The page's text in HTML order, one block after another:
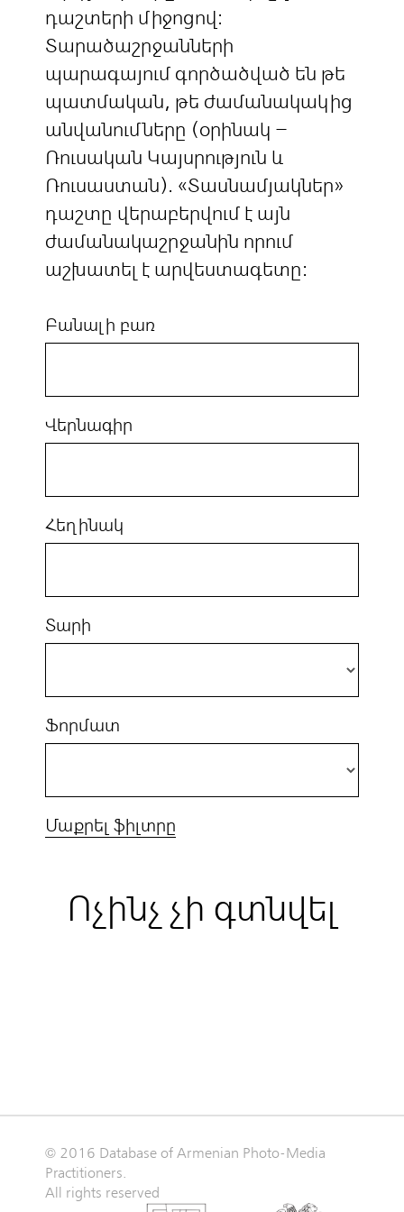
դաշտերի միջոցով:
Տարածաշրջանների
պարագայում գործածված են թե
պատմական, թե ժամանակակից
անվանումները (օրինակ –
Ռուսական Կայսրություն և
Ռուսաստան). «Տասնամյակներ»
դաշտը վերաբերվում է այն
ժամանակաշրջանին որում
աշխատել է արվեստագետը:
Բանալի բառ
Վերնագիր
Հեղինակ
Տարի
Ֆորմատ
Մաքրել ֆիլտրը
Ոչինչ չի գտնվել
© 2016 Database of Armenian Photo-Media
Practitioners.
All rights reserved